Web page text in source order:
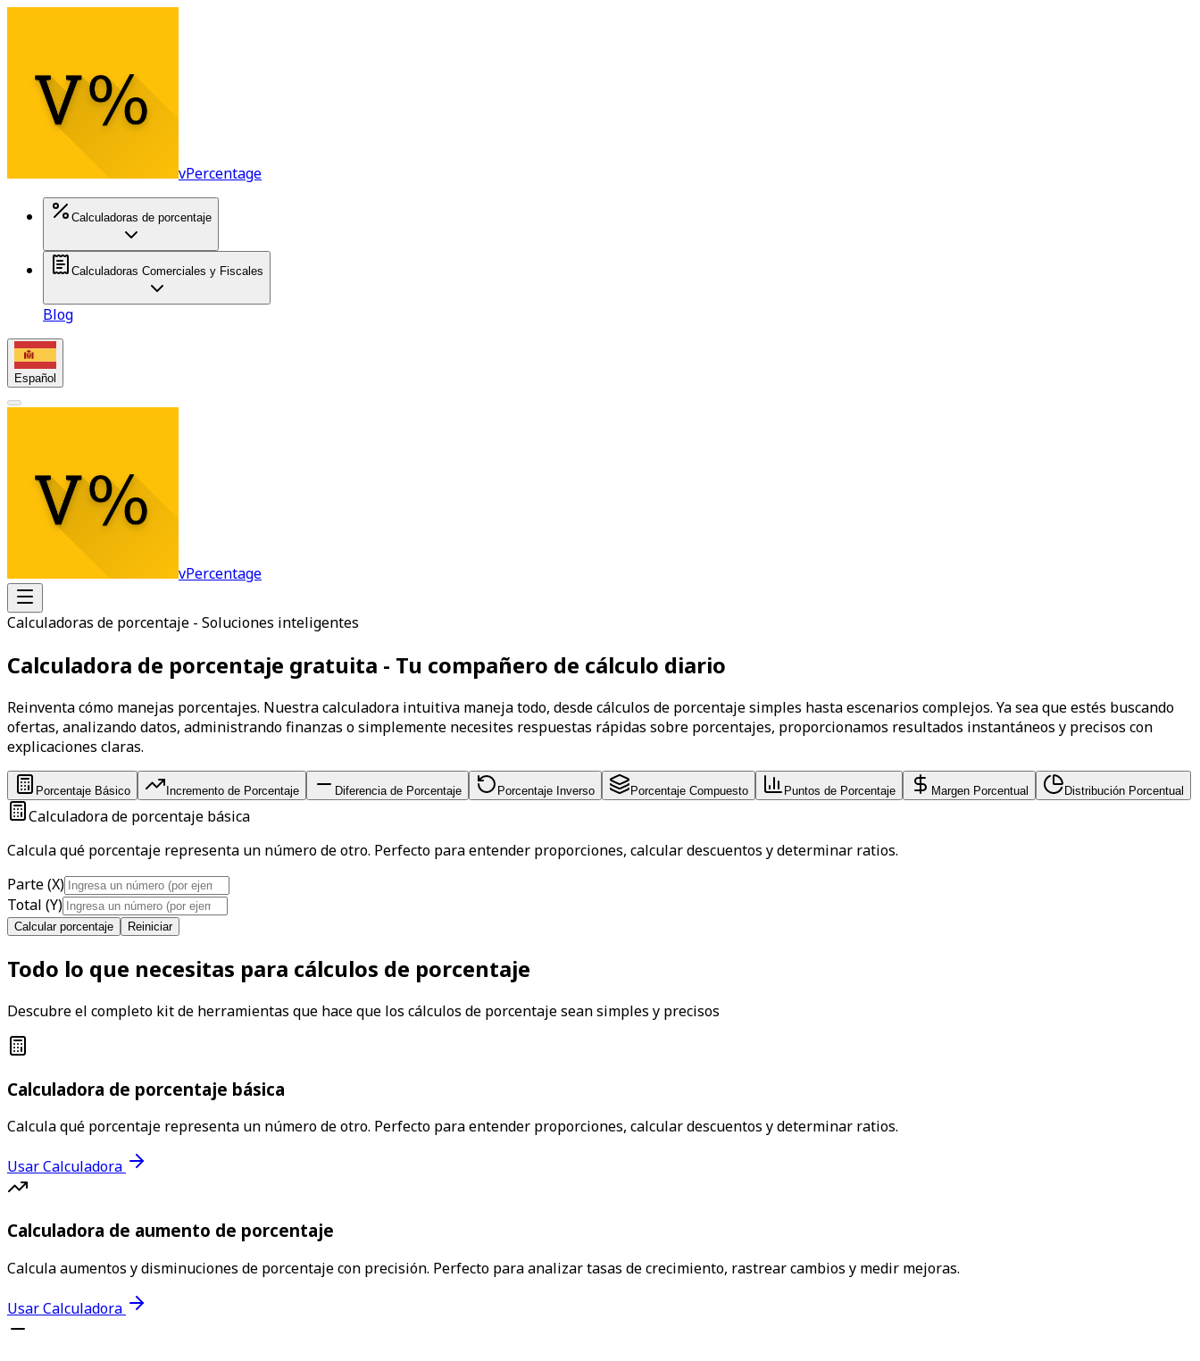
vPercentage
Calculadoras de porcentaje
Calculadoras Comerciales y Fiscales
Blog
Español
vPercentage
Calculadoras de porcentaje - Soluciones inteligentes
Calculadora de porcentaje gratuita - Tu compañero de cálculo diario
Reinventa cómo manejas porcentajes. Nuestra calculadora intuitiva maneja todo, desde cálculos de porcentaje simples hasta escenarios complejos. Ya sea que estés buscando
ofertas, analizando datos, administrando finanzas o simplemente necesites respuestas rápidas sobre porcentajes, proporcionamos resultados instantáneos y precisos con
explicaciones claras.
Porcentaje Básico Incremento de Porcentaje Diferencia de Porcentaje Porcentaje Inverso Porcentaje Compuesto Puntos de Porcentaje Margen Porcentual Distribución Porcentual
Calculadora de porcentaje básica
Calcula qué porcentaje representa un número de otro. Perfecto para entender proporciones, calcular descuentos y determinar ratios.
Parte (X)
Total (Y)
Calcular porcentaje Reiniciar
Todo lo que necesitas para cálculos de porcentaje
Descubre el completo kit de herramientas que hace que los cálculos de porcentaje sean simples y precisos
Calculadora de porcentaje básica
Calcula qué porcentaje representa un número de otro. Perfecto para entender proporciones, calcular descuentos y determinar ratios.
Usar Calculadora
Calculadora de aumento de porcentaje
Calcula aumentos y disminuciones de porcentaje con precisión. Perfecto para analizar tasas de crecimiento, rastrear cambios y medir mejoras.
Usar Calculadora